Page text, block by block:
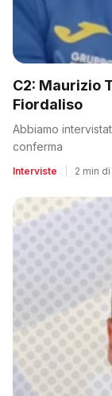
C2: Maurizio
Fiordaliso
Abbiamo
conferma
Interviste 2 min